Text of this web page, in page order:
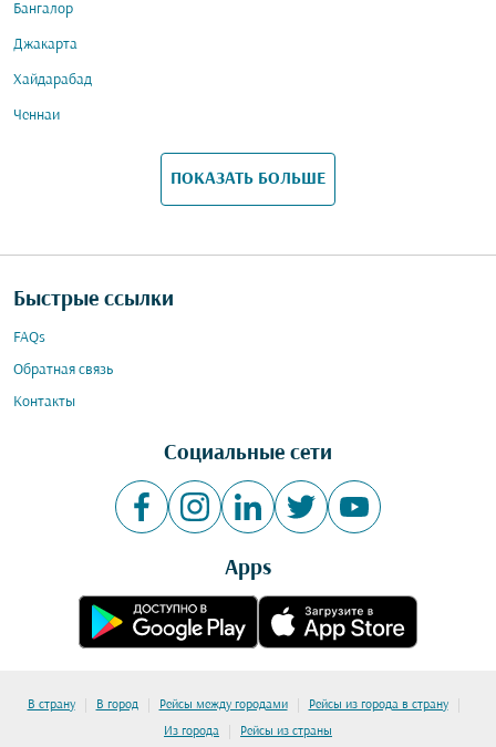
Бангалор
Джакарта
Хайдарабад
Ченнаи
ПОКАЗАТЬ БОЛЬШЕ
Быстрые ссылки
FAQs
Обратная связь
Контакты
Социальные сети
Apps
В страну | В город | Рейсы между городами | Рейсы из города в страну |
Из города | Рейсы из страны